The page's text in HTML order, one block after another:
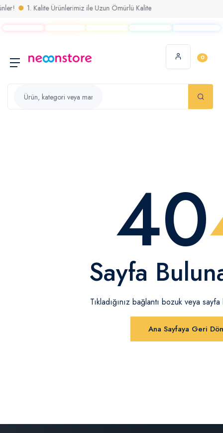
1. Kalite Ürünlerimiz ile Uzun Ömürlü Kalite
0
40
Sayfa
Tıkladığınız bağlantı bozuk veya sayfa
Ana Sayfaya Geri Dön